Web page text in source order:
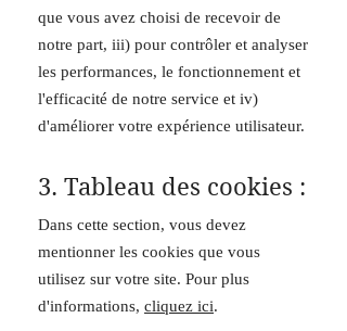
que vous avez choisi de recevoir de
notre part, iii) pour contrôler et analyser
les performances, le fonctionnement et
l'efficacité de notre service et iv)
d'améliorer votre expérience utilisateur.
3. Tableau des cookies :
Dans cette section, vous devez
mentionner les cookies que vous
utilisez sur votre site. Pour plus
d'informations, cliquez ici.